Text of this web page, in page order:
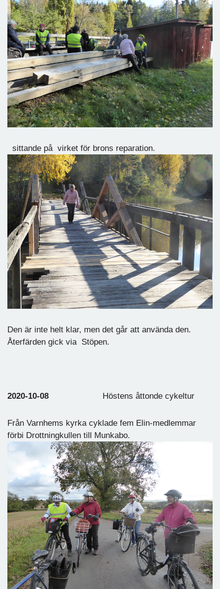
sittande på virket för brons reparation.
Den är inte helt klar, men det går att använda den.
Återfärden gick via Stöpen.
2020-10-08 Höstens åttonde cykeltur
Från Varnhems kyrka cyklade fem Elin-medlemmar
förbi Drottningkullen till Munkabo.